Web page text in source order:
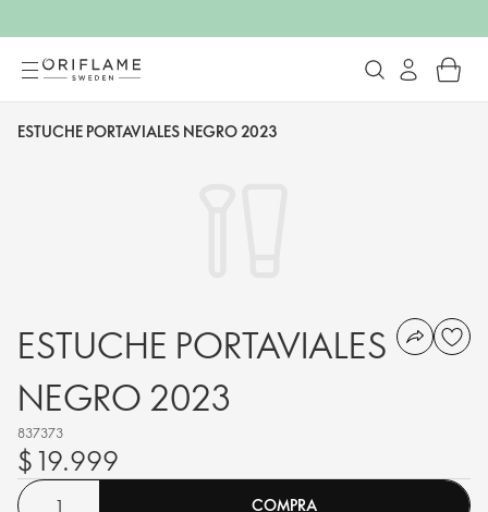
ESTUCHE PORTAVIALES NEGRO 2023
ESTUCHE PORTAVIALES
NEGRO 2023
837373
$ 19.999
COMPRA